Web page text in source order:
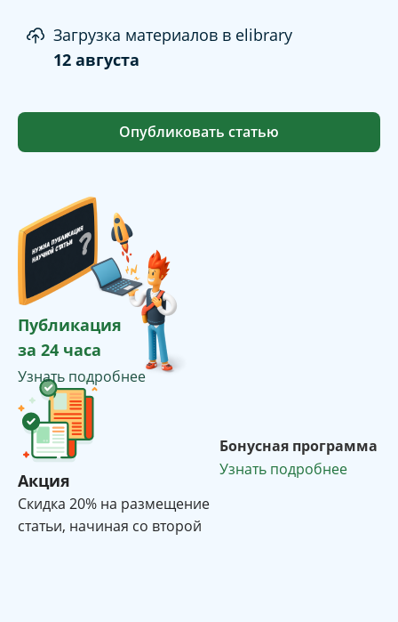
Загрузка материалов в elibrary
12 августа
Опубликовать статью
Публикация
за 24 часа
Узнать подробнее
Акция
Cкидка 20% на размещение
статьи, начиная со второй
Бонусная программа
Узнать подробнее